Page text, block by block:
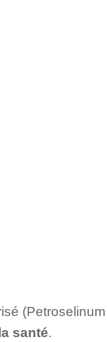
(Petroselinum
santé.